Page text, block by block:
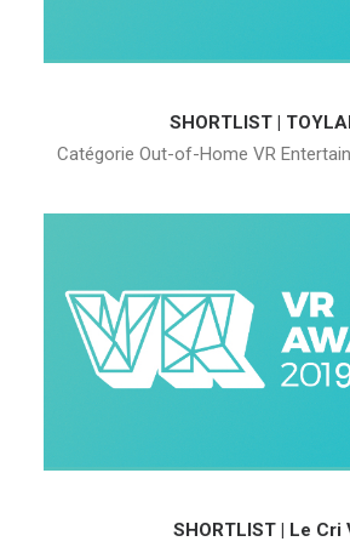
SHORTLIST |
Catégorie Out-of-Home VR
SHORTLIST | Le Cri